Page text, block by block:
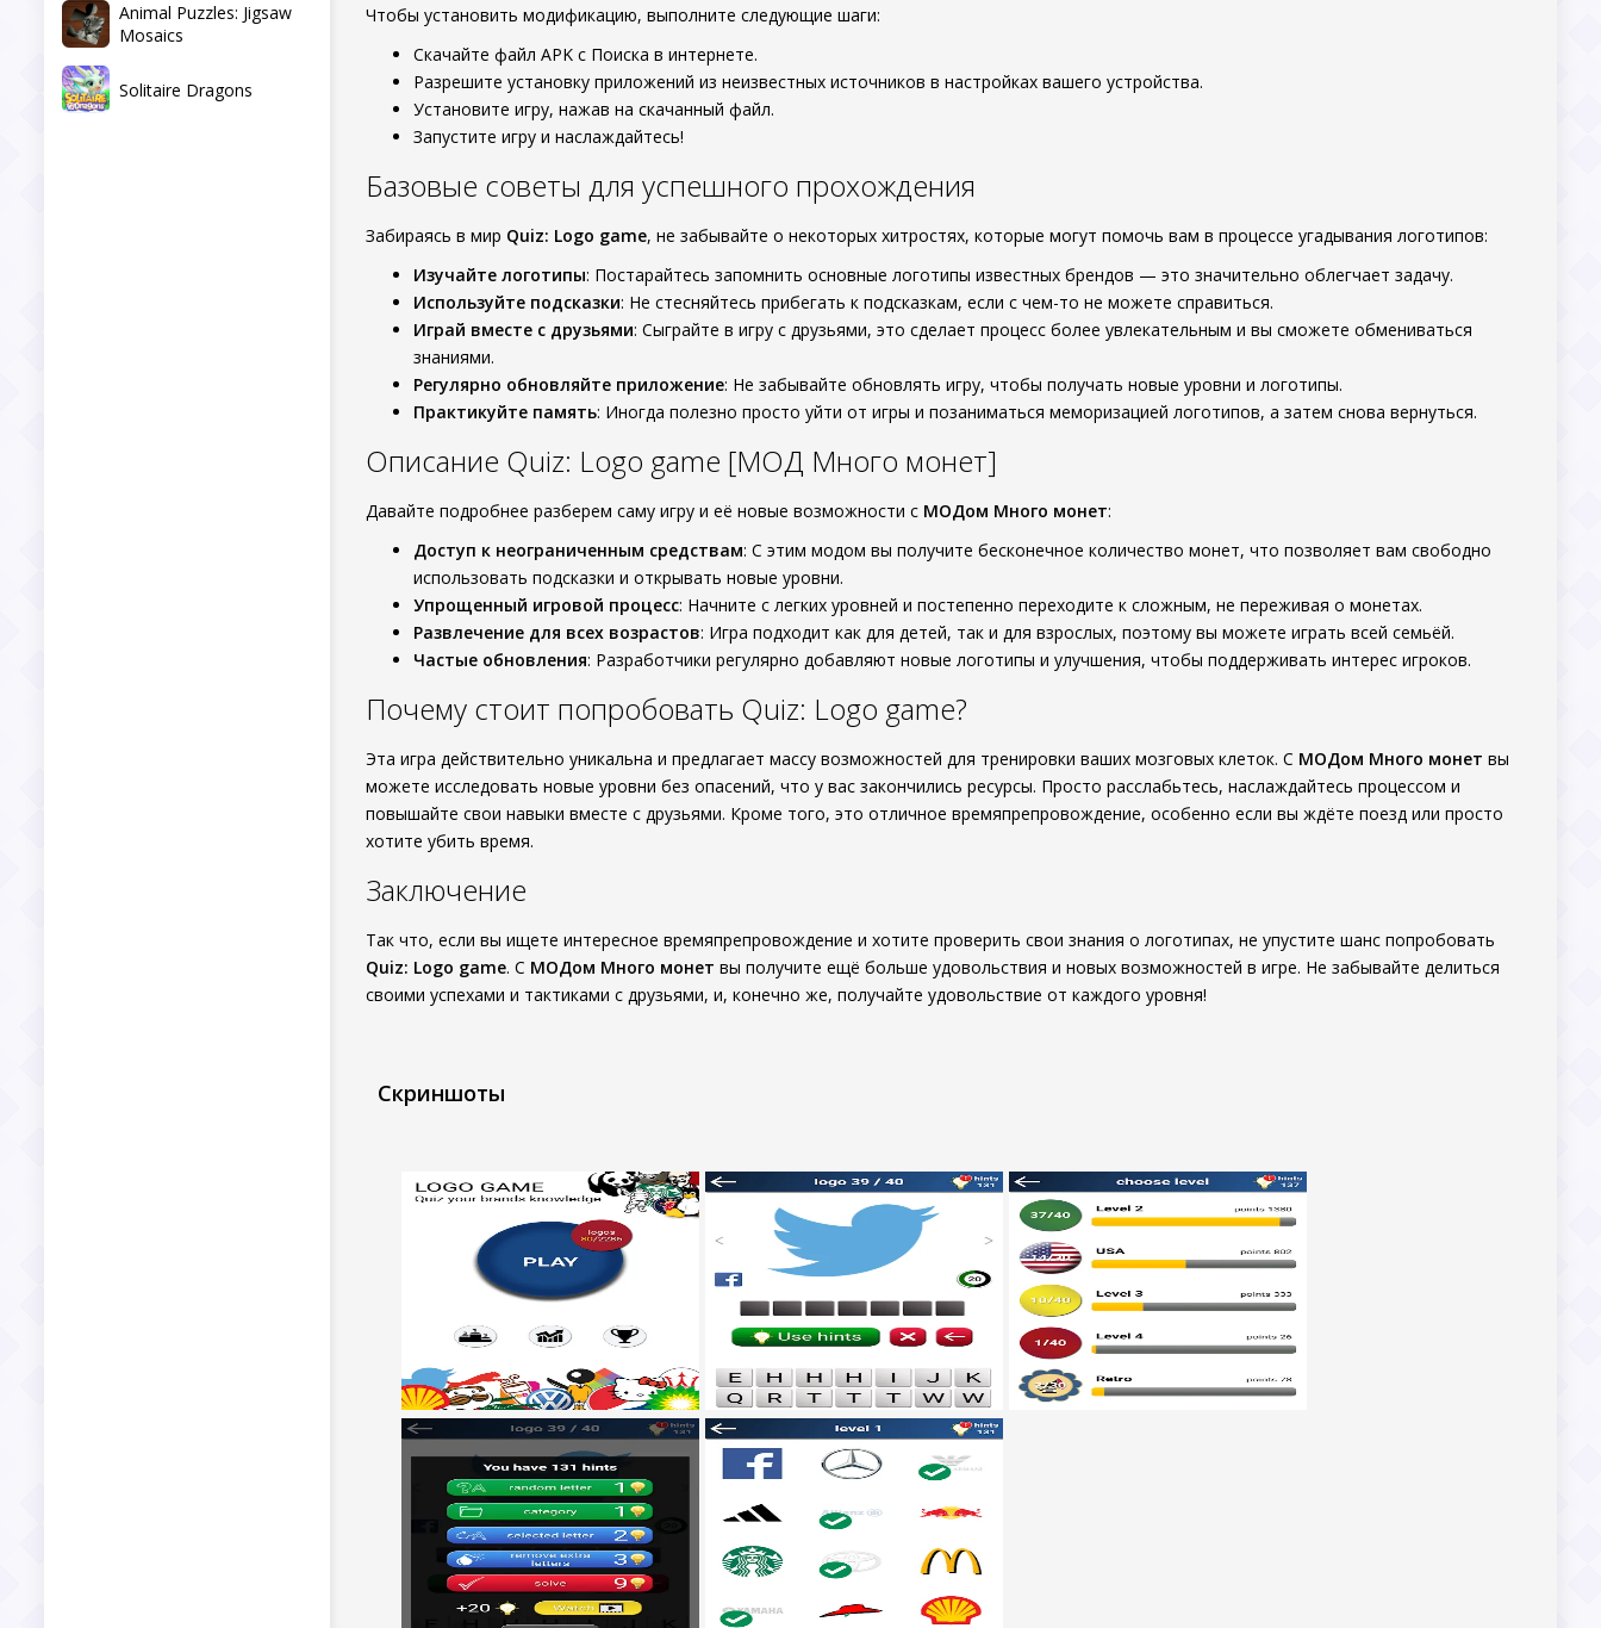
Animal Puzzles: Jigsaw
Mosaics
Solitaire Dragons
Чтобы установить модификацию, выполните следующие шаги:
Скачайте файл APK с Поиска в интернете.
Разрешите установку приложений из неизвестных источников в настройках вашего устройства.
Установите игру, нажав на скачанный файл.
Запустите игру и наслаждайтесь!
Базовые советы для успешного прохождения
Забираясь в мир Quiz: Logo game, не забывайте о некоторых хитростях, которые могут помочь вам в процессе угадывания логотипов:
Изучайте логотипы: Постарайтесь запомнить основные логотипы известных брендов — это значительно облегчает задачу.
Используйте подсказки: Не стесняйтесь прибегать к подсказкам, если с чем-то не можете справиться.
Играй вместе с друзьями: Сыграйте в игру с друзьями, это сделает процесс более увлекательным и вы сможете обмениваться
знаниями.
Регулярно обновляйте приложение: Не забывайте обновлять игру, чтобы получать новые уровни и логотипы.
Практикуйте память: Иногда полезно просто уйти от игры и позаниматься меморизацией логотипов, а затем снова вернуться.
Описание Quiz: Logo game [МОД Много монет]
Давайте подробнее разберем саму игру и её новые возможности с МОДом Много монет:
Доступ к неограниченным средствам: С этим модом вы получите бесконечное количество монет, что позволяет вам свободно
использовать подсказки и открывать новые уровни.
Упрощенный игровой процесс: Начните с легких уровней и постепенно переходите к сложным, не переживая о монетах.
Развлечение для всех возрастов: Игра подходит как для детей, так и для взрослых, поэтому вы можете играть всей семьёй.
Частые обновления: Разработчики регулярно добавляют новые логотипы и улучшения, чтобы поддерживать интерес игроков.
Почему стоит попробовать Quiz: Logo game?
Эта игра действительно уникальна и предлагает массу возможностей для тренировки ваших мозговых клеток. С МОДом Много монет вы
можете исследовать новые уровни без опасений, что у вас закончились ресурсы. Просто расслабьтесь, наслаждайтесь процессом и
повышайте свои навыки вместе с друзьями. Кроме того, это отличное времяпрепровождение, особенно если вы ждёте поезд или просто
хотите убить время.
Заключение
Так что, если вы ищете интересное времяпрепровождение и хотите проверить свои знания о логотипах, не упустите шанс попробовать
Quiz: Logo game. С МОДом Много монет вы получите ещё больше удовольствия и новых возможностей в игре. Не забывайте делиться
своими успехами и тактиками с друзьями, и, конечно же, получайте удовольствие от каждого уровня!
Скриншоты